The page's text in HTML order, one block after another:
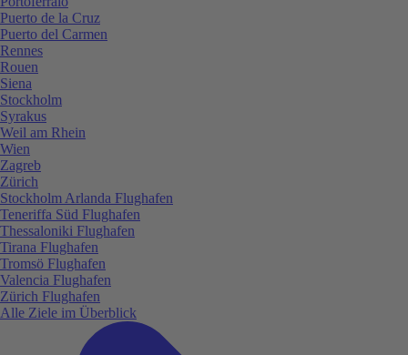
Puerto de la Cruz
Puerto del Carmen
Rennes
Rouen
Siena
Stockholm
Syrakus
Weil am Rhein
Wien
Zagreb
Zürich
Stockholm Arlanda Flughafen
Teneriffa Süd Flughafen
Thessaloniki Flughafen
Tirana Flughafen
Tromsö Flughafen
Valencia Flughafen
Zürich Flughafen
Alle Ziele im Überblick